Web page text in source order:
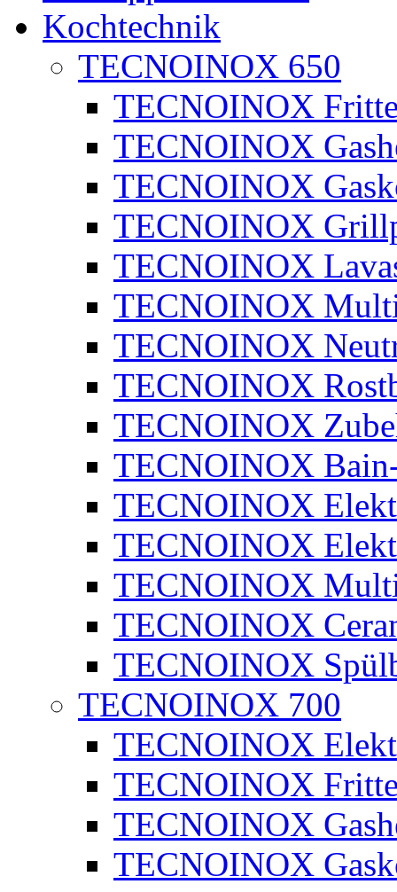
Kochtechnik
TECNOINOX 650
TECNOINOX
TECNOINOX
TECNOINOX
TECNOINOX
TECNOINOX
TECNOINOX
TECNOINOX
TECNOINOX
TECNOINOX
TECNOINOX
TECNOINOX
TECNOINOX
TECNOINOX
TECNOINOX
TECNOINOX
TECNOINOX 700
TECNOINOX
TECNOINOX
TECNOINOX
TECNOINOX